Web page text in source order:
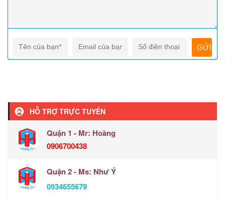
HỖ TRỢ TRỰC TUYẾN
Quận 1 - Mr: Hoàng
0906700438
Quận 2 - Ms: Như Ý
0934655679